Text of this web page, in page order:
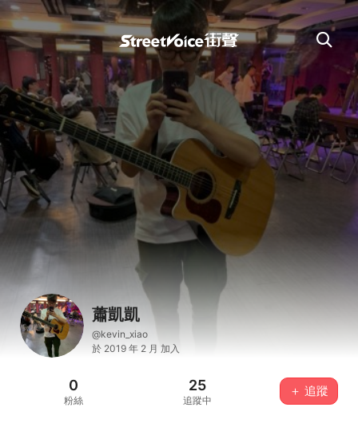
蕭凱凱
@kevin_xiao
於 2019 年 2 月 加入
0
粉絲
25
追蹤中
＋ 追蹤